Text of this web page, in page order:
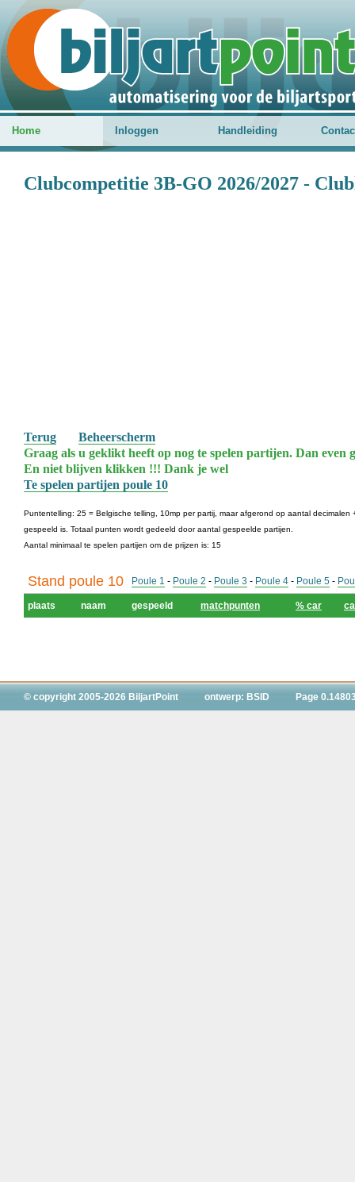
Home Inloggen Handleiding
Clubcompetitie 3B-GO 2026/2027 -
Terug
Beheerscherm
Graag als u geklikt heeft op nog te spelen partijen. Dan even
En niet blijven klikken !!! Dank je wel
Te spelen partijen poule 10
Puntentelling: 25 = Belgische telling, 10mp per partij, maar afgerond op aantal
gespeeld is. Totaal punten wordt gedeeld door aantal gespeelde partijen.
Aantal minimaal te spelen partijen om de prijzen is: 15
Stand poule 10 Poule 1 - Poule 2 - Poule 3 - Poule 4 - Poule 5 -
plaats naam gespeeld matchpunten % car
© copyright 2005-2026 BiljartPoint ontwerp: BSID Page